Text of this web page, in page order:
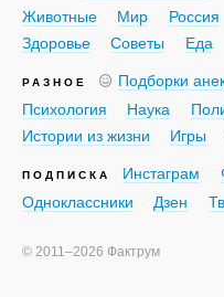
Животные
Мир Россия
Здоровье
Советы Еда
РАЗНОЕ Подборки
Психология
Наука
Истории из жизни
Игры
ПОДПИСКА Инстаграм
Одноклассники
Дзен
© 2011–2026 Фактрум